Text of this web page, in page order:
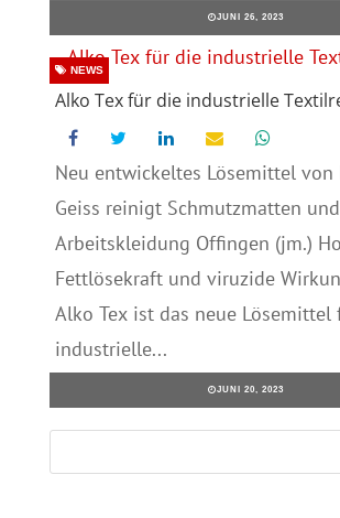
JUNI 26, 2023
Alko Tex für die industrielle
NEWS
Neu entwickeltes Lösemittel von
Geiss reinigt Schmutzmatten und
Arbeitskleidung Offingen (jm.)
Fettlösekraft und viruzide
Alko Tex ist das neue Lösemittel
industrielle...
JUNI 20, 2023